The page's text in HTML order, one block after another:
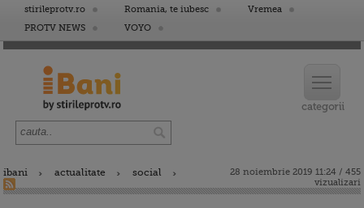
stirileprotv.ro Romania, te iubesc
Vremea
PROTV NEWS
VOYO
ibani actualitate social
28 noiembrie 2019 11:24 / 455
vizualizari